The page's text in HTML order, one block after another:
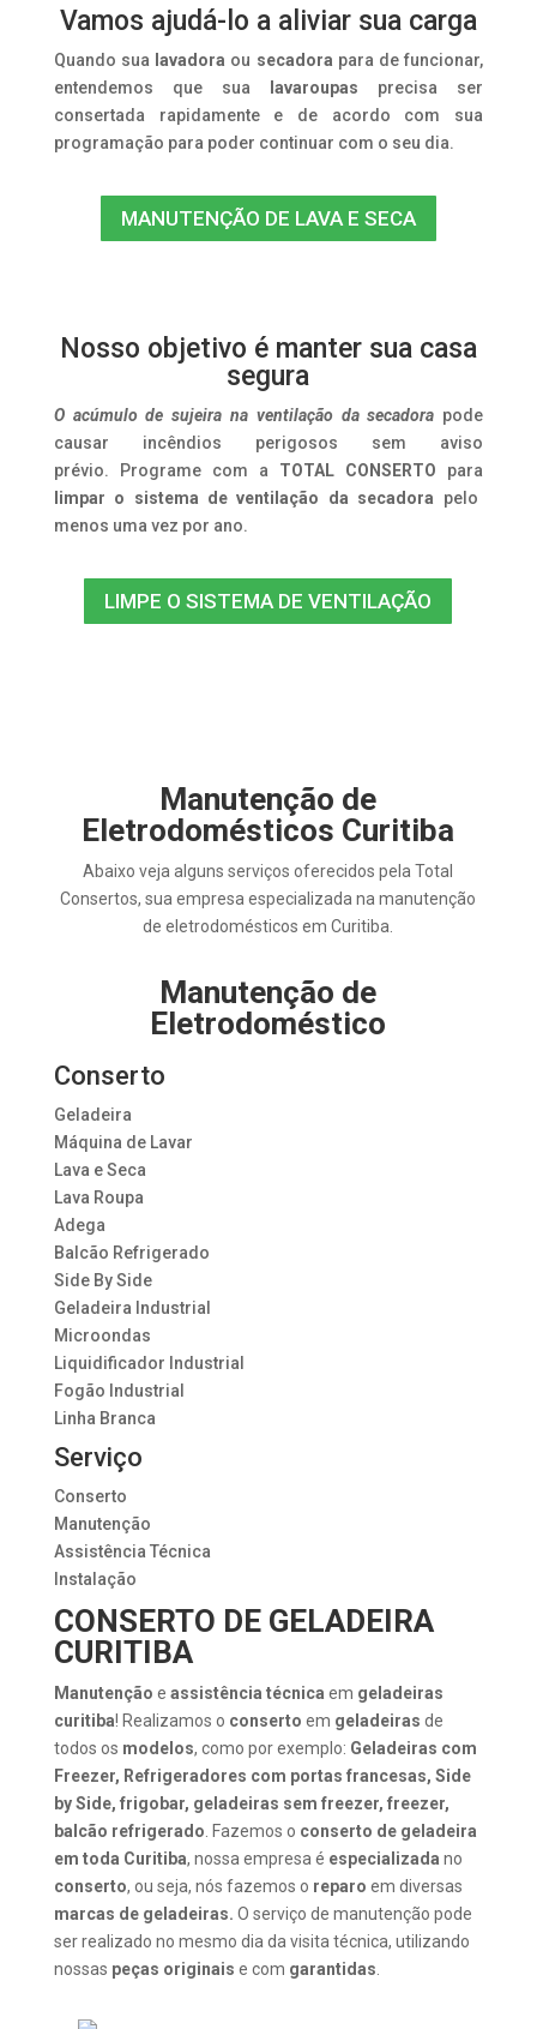
Vamos ajudá-lo a aliviar sua carga
Quando sua lavadora ou secadora para de funcionar,
entendemos que sua lavaroupas precisa ser
consertada rapidamente e de acordo com sua
programação para poder continuar com o seu dia.
MANUTENÇÃO DE LAVA E SECA
Nosso objetivo é manter sua casa
segura
O acúmulo de sujeira na ventilação da secadora pode
causar incêndios perigosos sem aviso
prévio. Programe com a TOTAL CONSERTO para
limpar o sistema de ventilação da secadora pelo
menos uma vez por ano.
LIMPE O SISTEMA DE VENTILAÇÃO
Manutenção de
Eletrodomésticos Curitiba
Abaixo veja alguns serviços oferecidos pela Total
Consertos, sua empresa especializada na manutenção
de eletrodomésticos em Curitiba.
Manutenção de
Eletrodoméstico
Conserto
Geladeira
Máquina de Lavar
Lava e Seca
Lava Roupa
Adega
Balcão Refrigerado
Side By Side
Geladeira Industrial
Microondas
Liquidificador Industrial
Fogão Industrial
Linha Branca
Serviço
Conserto
Manutenção
Assistência Técnica
Instalação
CONSERTO DE GELADEIRA
CURITIBA
Manutenção e assistência técnica em geladeiras
curitiba! Realizamos o conserto em geladeiras de
todos os modelos, como por exemplo: Geladeiras com
Freezer, Refrigeradores com portas francesas, Side
by Side, frigobar, geladeiras sem freezer, freezer,
balcão refrigerado . Fazemos o conserto de geladeira
em toda Curitiba, nossa empresa é especializada no
conserto, ou seja, nós fazemos o reparo em diversas
marcas de geladeiras. O serviço de manutenção pode
ser realizado no mesmo dia da visita técnica, utilizando
nossas peças originais e com garantidas